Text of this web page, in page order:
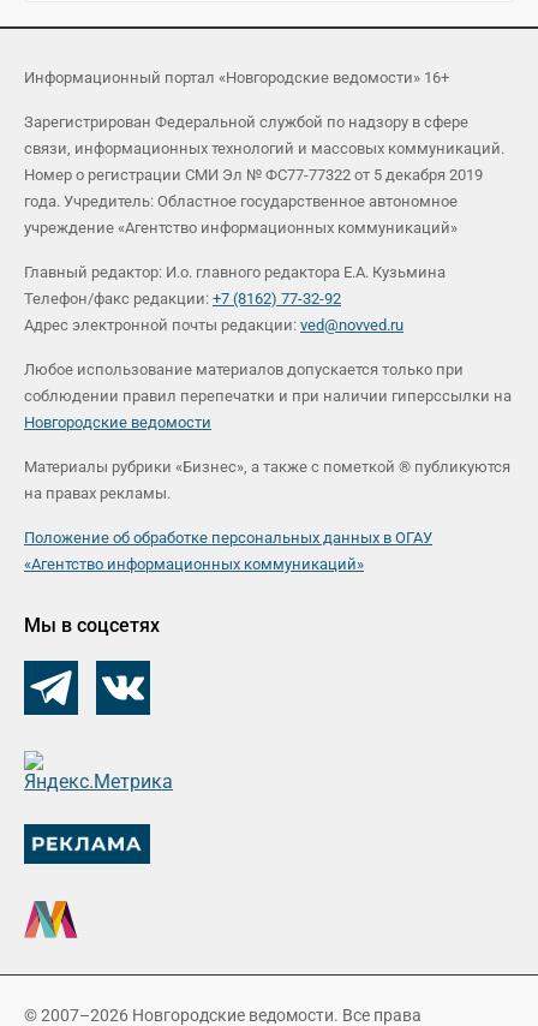
Информационный портал «Новгородские ведомости» 16+
Зарегистрирован Федеральной службой по надзору в сфере
связи, информационных технологий и массовых коммуникаций.
Номер о регистрации СМИ Эл № ФС77-77322 от 5 декабря 2019
года. Учредитель: Областное государственное автономное
учреждение «Агентство информационных коммуникаций»
Главный редактор: И.о. главного редактора Е.А. Кузьмина
Телефон/факс редакции: +7 (8162) 77-32-92
Адрес электронной почты редакции: ved@novved.ru
Любое использование материалов допускается только при
соблюдении правил перепечатки и при наличии гиперссылки на
Новгородские ведомости
Материалы рубрики «Бизнес», а также с пометкой ® публикуются
на правах рекламы.
Положение об обработке персональных данных в ОГАУ
«Агентство информационных коммуникаций»
Мы в соцсетях
© 2007–2026 Новгородские ведомости. Все права